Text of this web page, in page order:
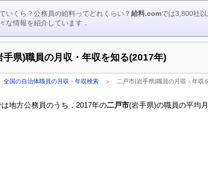
いくら？公務員の給料ってどれくらい？給料.comでは3,800社
な情報を紹介しています．
手県)職員の月収・年収を知る(2017年)
全国の自治体職員の月収・年収検索 ＞二戸市(岩手県)職員の月収・年収
地方公務員のうち，2017年の二戸市(岩手県)の職員の平均